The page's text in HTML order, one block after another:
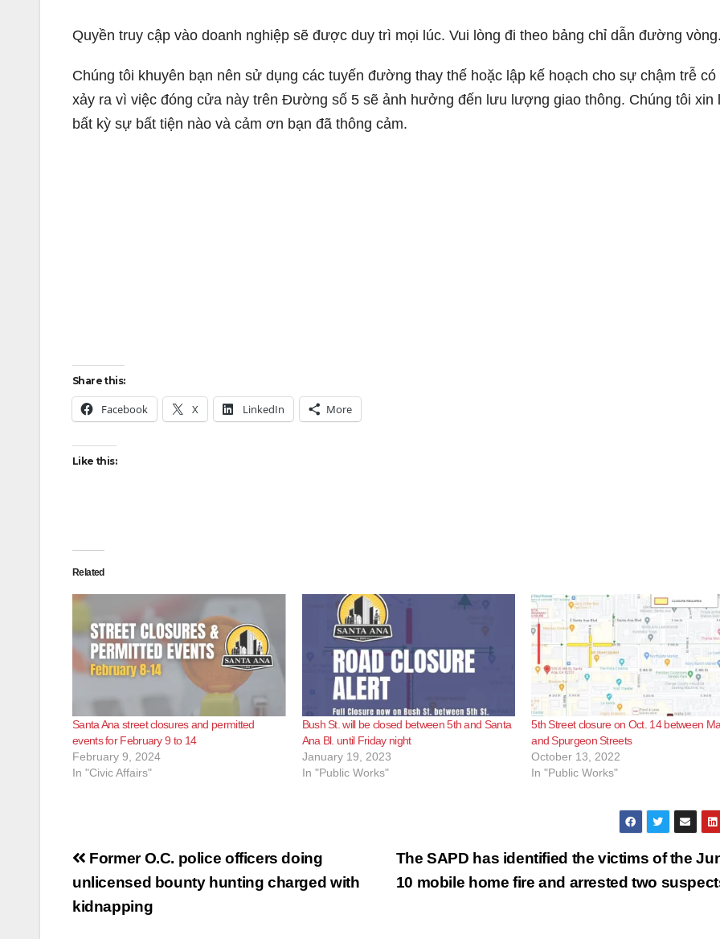
Quyền truy cập vào doanh nghiệp sẽ được duy trì mọi lúc. Vui lòng đi theo bảng chỉ dẫn đường vòng.
Chúng tôi khuyên bạn nên sử dụng các tuyến đường thay thế hoặc lập kế hoạch cho sự chậm trễ có
xảy ra vì việc đóng cửa này trên Đường số 5 sẽ ảnh hưởng đến lưu lượng giao thông. Chúng tôi xin
bất kỳ sự bất tiện nào và cảm ơn bạn đã thông cảm.
Share this:
Facebook X LinkedIn More
Like this:
Related
Santa Ana street closures and permitted
events for February 9 to 14
February 9, 2024
In "Civic Affairs"
Bush St. will be closed between 5th and Santa
Ana Bl. until Friday night
January 19, 2023
In "Public Works"
5th Street closure on Oct. 14 between
and Spurgeon Streets
October 13, 2022
In "Public Works"
Post
navigation
The SAPD has identified the victims of the
10 mobile home fire and arrested two
Former O.C. police officers doing
unlicensed bounty hunting charged with
kidnapping